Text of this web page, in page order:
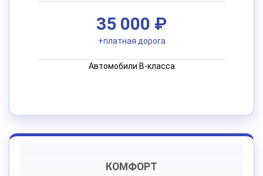
35 000 ₽
+платная дорога
Автомобили B-класса
КОМФОРТ